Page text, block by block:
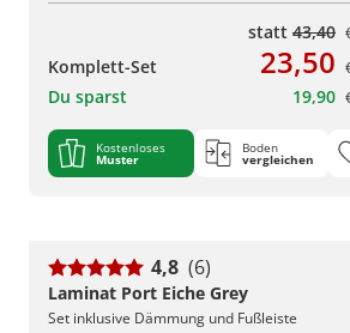
statt 43,40
Komplett-Set 23,50
Du sparst 19,90
Kostenloses
Muster
Boden
vergleichen
4,8 (6)
Laminat Port Eiche Grey
Set inklusive Dämmung und Fußleiste